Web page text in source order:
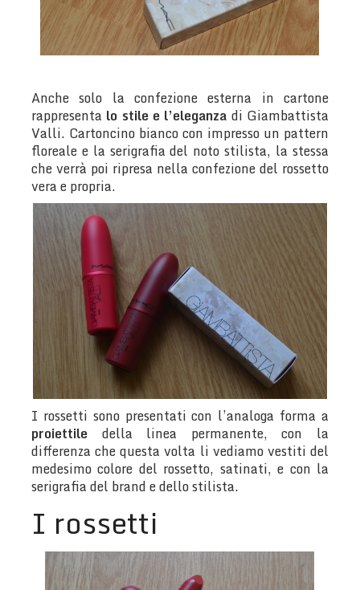
Anche solo la confezione esterna in cartone
rappresenta lo stile e l’eleganza di Giambattista
Valli. Cartoncino bianco con impresso un pattern
floreale e la serigrafia del noto stilista, la stessa
che verrà poi ripresa nella confezione del rossetto
vera e propria.
I rossetti sono presentati con l’analoga forma a
proiettiledella linea permanente, con la
differenza che questa volta li vediamo vestiti del
medesimo colore del rossetto, satinati, e con la
serigrafia del brand e dello stilista.
I rossetti